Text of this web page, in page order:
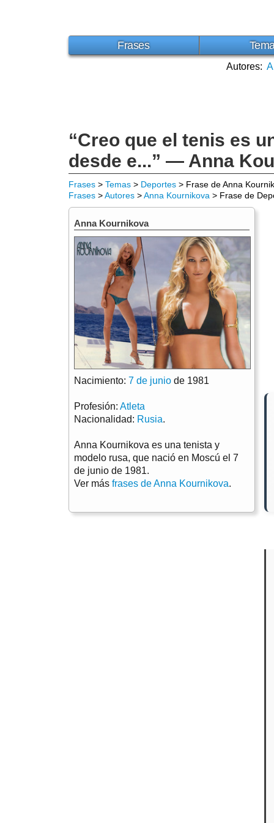
Frases
Autores: A
“Creo que el tenis es
desde e...” — Anna
Frases > Temas > Deportes > Frase de Anna
Frases >Autores >Anna Kournikova > Frase de
Anna Kournikova
Nacimiento: 7 de junio de 1981
Profesión: Atleta
Nacionalidad: Rusia.
Anna Kournikova es una tenista y
modelo rusa, que nació en Moscú el 7
de junio de 1981.
Ver más frases de Anna Kournikova.